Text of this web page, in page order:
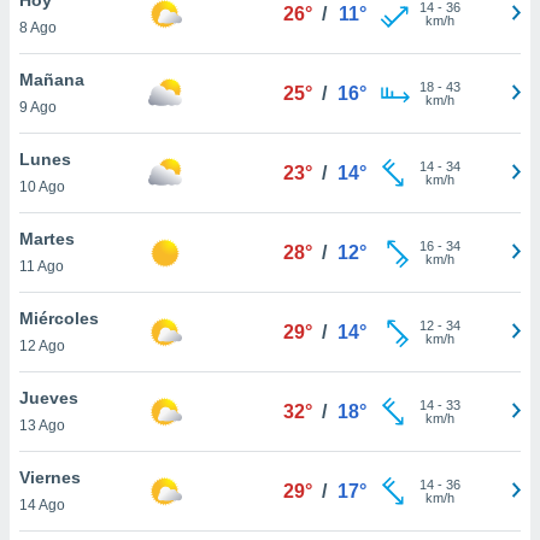
y
en
más
de
8 Ago
26° / 11° 14- 36
km/h
Mañana
9 Ago
25° / 16° 18- 43
km/h
Lunes
10 Ago
23° / 14° 14- 34
km/h
Martes
11 Ago
28° / 12° 16- 34
km/h
Miércoles
12 Ago
29° / 14° 12- 34
km/h
Jueves
13 Ago
32° / 18° 14- 33
km/h
Viernes
14 Ago
29° / 17° 14- 36
km/h